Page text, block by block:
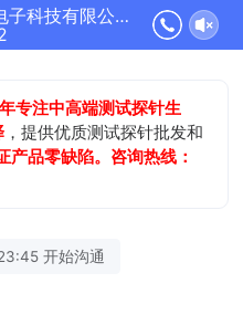
深圳市华荣华电子科技有限公司正在为您服务
专注中高端测试探针生
，提供优质测试探针批发和
产品零缺陷。咨询热线：
开始沟通